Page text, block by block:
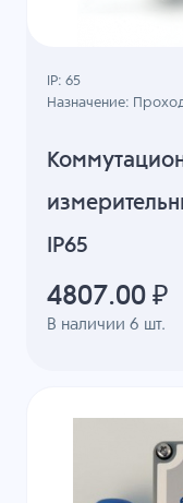
IP65
В наличии6 шт.
IP: 65
Назначение:
4807.00 ₽